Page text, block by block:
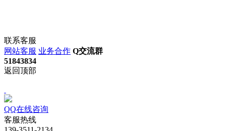
联系客服
网站客服 业务合作 Q交流群
51843834
返回顶部
QQ在线咨询
客服热线